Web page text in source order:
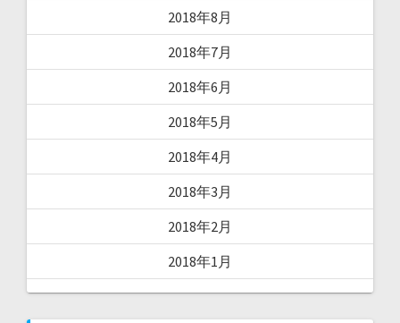
2018年8月
2018年7月
2018年6月
2018年5月
2018年4月
2018年3月
2018年2月
2018年1月